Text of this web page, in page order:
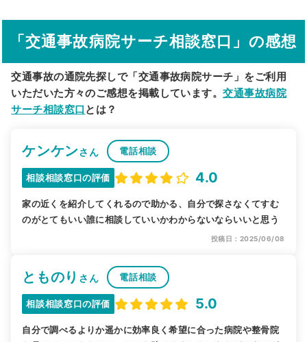
駅から探す 院名から探す
「交通事故病院サーチ相談窓口」の感想
交通事故の通院先探しで「交通事故病院サーチ」をご利用
いただいた方々のご感想を掲載しています。交通事故病院
サーチ相談窓口 とは？
ケンケンさん 電話相談
相談相談窓口の評価 4.0
家の近くを紹介してくれるので助かる、自分で探さなくてすむ
のがとてもいい誰に相談していいかわからないならいいと思う
投稿日：2025/06/08
とものり さん 電話相談
相談相談窓口の評価 5.0
自分で調べるよりか遥かに効率良く希望に合った病院や整骨院